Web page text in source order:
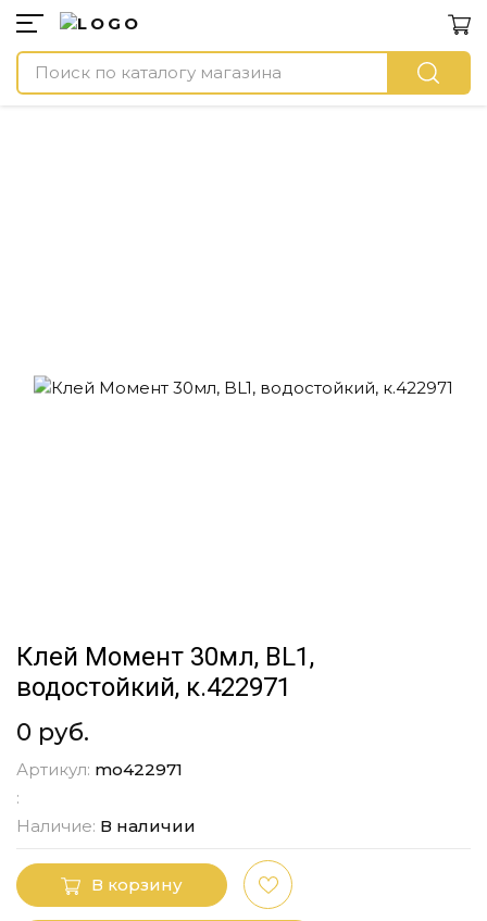
Клей Момент 30мл, BL1,
водостойкий, к.422971
0 руб.
Артикул: mo422971
:
Наличие: В наличии
В корзину